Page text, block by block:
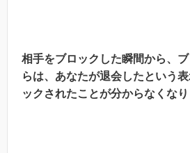
相手をブロックした瞬間から、
らは、あなたが退会したという表
ックされたことが分からなくなり